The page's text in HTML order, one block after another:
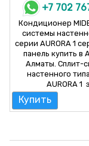
+7 702
Кондиционер
системы
серии AURORA 1
панель купить в
Алматы. Cплит-
настенного
AURORA 1
Купить